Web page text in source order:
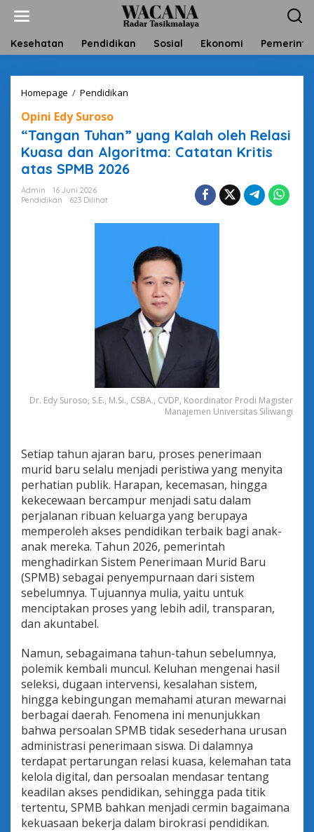
t
Kesehatan Pendidikan Sosial Ekonomi
Homepage / Pendidikan
n
a
n
a
n
g
a
l
a
h
e
a
s
i
K
u
a
s
a
d
a
n
A
r
i
t
m
a
:
C
a
t
a
t
a
n
K
r
Opini Edy Suroso
“Tangan Tuhan” yang Kalah oleh Relasi
Kuasa dan Algoritma: Catatan Kritis
atas SPMB 2026
Admin
16 Juni 2026
Pendidikan
623 Dilihat
Dr. Edy Suroso, S.E., M.Si., CSBA., CVDP, Koordinator Prodi Magister
Manajemen Universitas Siliwangi
Setiap tahun ajaran baru, proses penerimaan
murid baru selalu menjadi peristiwa yang menyita
perhatian publik. Harapan, kecemasan, hingga
kekecewaan bercampur menjadi satu dalam
perjalanan ribuan keluarga yang berupaya
memperoleh akses pendidikan terbaik bagi anak-
anak mereka. Tahun 2026, pemerintah
menghadirkan Sistem Penerimaan Murid Baru
(SPMB) sebagai penyempurnaan dari sistem
sebelumnya. Tujuannya mulia, yaitu untuk
menciptakan proses yang lebih adil, transparan,
dan akuntabel.
Namun, sebagaimana tahun-tahun sebelumnya,
polemik kembali muncul. Keluhan mengenai hasil
seleksi, dugaan intervensi, kesalahan sistem,
hingga kebingungan memahami aturan mewarnai
berbagai daerah. Fenomena ini menunjukkan
bahwa persoalan SPMB tidak sesederhana urusan
administrasi penerimaan siswa. Di dalamnya
terdapat pertarungan relasi kuasa, kelemahan tata
kelola digital, dan persoalan mendasar tentang
keadilan akses pendidikan, sehingga pada titik
tertentu, SPMB bahkan menjadi cermin bagaimana
kekuasaan bekerja dalam birokrasi pendidikan.